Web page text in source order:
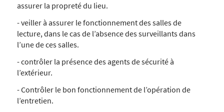
assurer la propreté du lieu.
- veiller à assurer le fonctionnement des salles de
lecture, dans le cas de l’absence des surveillants dans
l’une de ces salles.
- contrôler la présence des agents de sécurité à
l’extérieur.
- Contrôler le bon fonctionnement de l’opération de
l’entretien.